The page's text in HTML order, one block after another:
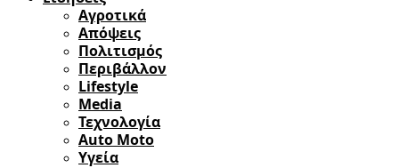
Αγροτικά
Απόψεις
Πολιτισμός
Περιβάλλον
Lifestyle
Media
Τεχνολογία
Auto Moto
Υγεία